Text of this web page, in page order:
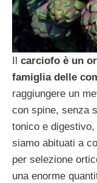
Il carciofo è un
famiglia delle
raggiungere un
con spine, senza
tonico e
siamo abituati a
per selezione
una enorme